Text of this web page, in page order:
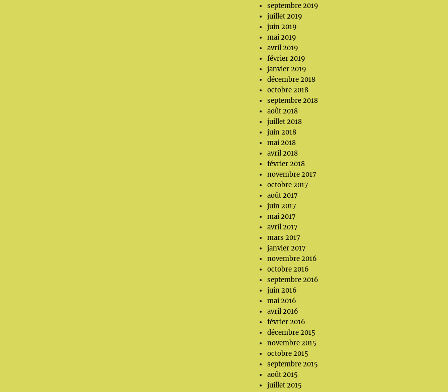
septembre 2019
juillet 2019
juin 2019
mai 2019
avril 2019
février 2019
janvier 2019
décembre 2018
octobre 2018
septembre 2018
août 2018
juillet 2018
juin 2018
mai 2018
avril 2018
février 2018
novembre 2017
octobre 2017
août 2017
juin 2017
mai 2017
avril 2017
mars 2017
janvier 2017
novembre 2016
octobre 2016
septembre 2016
juin 2016
mai 2016
avril 2016
février 2016
décembre 2015
novembre 2015
octobre 2015
septembre 2015
août 2015
juillet 2015